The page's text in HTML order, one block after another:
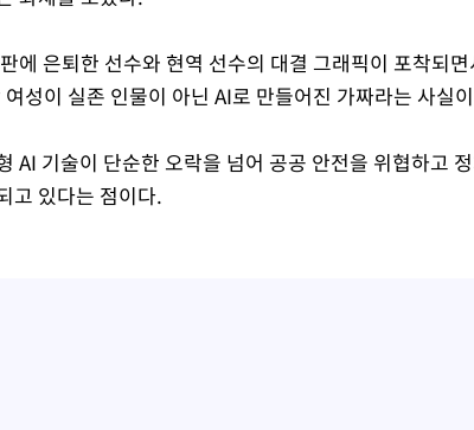
에 은퇴한 선수와 현역 선수의 대결 그래픽이 포착되
성이 실존 인물이 아닌 AI로 만들어진 가짜라는 사실
AI 기술이 단순한 오락을 넘어 공공 안전을 위협하고
고 있다는 점이다.